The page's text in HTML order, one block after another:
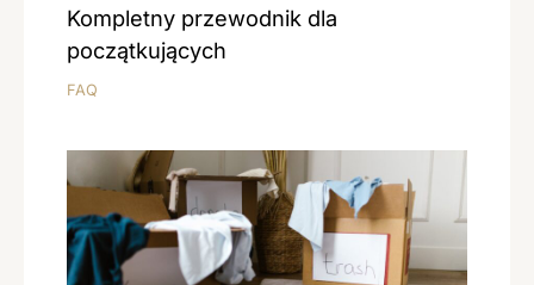
Kompletny przewodnik dla
początkujących
FAQ